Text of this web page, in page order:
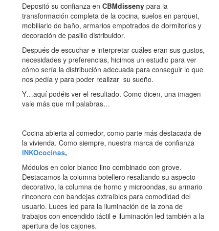
Depositó su confianza en CBMdisseny para la
transformación completa de la cocina, suelos en parquet,
mobiliario de baño, armarios empotrados de dormitorios y
decoración de pasillo distribuidor.
Después de escuchar e interpretar cuáles eran sus gustos,
necesidades y preferencias, hicimos un estudio para ver
cómo sería la distribución adecuada para conseguir lo que
nos pedía y para poder realizar su sueño.
Y…aquí podéis ver el resultado. Como dicen, una imagen
vale más que mil palabras…
Cocina abierta al comedor, como parte más destacada de
la vivienda. Como siempre, nuestra marca de confianza
INKOcocinas,
Módulos en color blanco lino combinado con grove.
Destacamos la columna botellero resaltando su aspecto
decorativo, la columna de horno y microondas, su armario
rinconero con bandejas extraíbles para comodidad del
usuario. Luces led para la iluminación de la zona de
trabajos con encendido táctil e iluminación led también a la
apertura de los cajones.